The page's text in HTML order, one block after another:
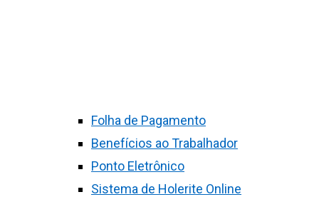
Folha de Pagamento
Benefícios ao Trabalhador
Ponto Eletrônico
Sistema de Holerite Online